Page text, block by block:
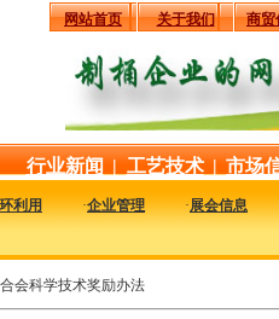
网站首页 关于我们 商贸
行业新闻 | 工艺技术 | 市场
利用 ·企业管理 ·展会信息
会科学技术奖励办法